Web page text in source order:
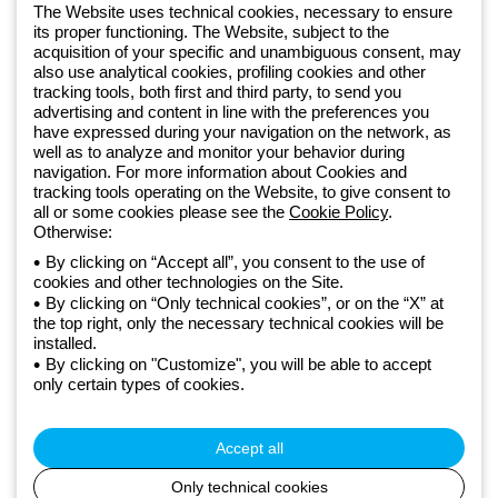
Od 2025 roku firma Beghelli jest częścią Grupy GEWISS, działając w
ramach ekosystemu GEWISS LightZone, w którym tworzymy
zintegrowane rozwiązania oświetleniowe, przekształcające
złożoność w prostotę oraz wspierające profesjonalistów i
użytkowników w realizacji ich potrzeb.Dowiedz się więcej o GEWISS
Polityka prywatności
Polityka cookies
Ogólne warunki sprzedaży
Wszystkie dokumenty
Deklaracja dostępności
Realizacja strony
to the direction and coordination of Gewiss S.p.A. - P.IVA (IT)
00666341201 - Registered in the Register of Companies of
Bologna. Fully paid-up capital: 10,000,000 Euro
The Website uses technical cookies, necessary to ensure
its proper functioning. The Website, subject to the
acquisition of your specific and unambiguous consent, may
also use analytical cookies, profiling cookies and other
tracking tools, both first and third party, to send you
advertising and content in line with the preferences you
have expressed during your navigation on the network, as
well as to analyze and monitor your behavior during
navigation. For more information about Cookies and
tracking tools operating on the Website, to give consent to
all or some cookies please see the Cookie Policy.
Otherwise:
By clicking on “Accept all”, you consent to the use of
cookies and other technologies on the Site.
By clicking on “Only technical cookies”, or on the “X” at
the top right, only the necessary technical cookies will be
installed.
By clicking on "Customize", you will be able to accept
only certain types of cookies.
Accept all
Only technical cookies